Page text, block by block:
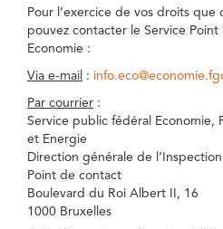
Pour l’exercice de vos droits que
pouvez contacter le Service Point
Economie :
Via e-mail :
Par courrier :
Service public fédéral Economie,
et Energie
Direction générale de
Point de contact
Boulevard du Roi Albert II, 16
1000 Bruxelles